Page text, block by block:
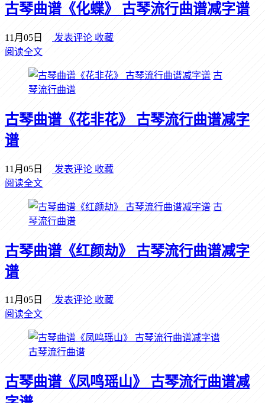
古琴曲谱《化蝶》 古琴流行曲谱减字谱
11月05日 发表评论 收藏
阅读全文
古
琴流行曲谱
古琴曲谱《花非花》 古琴流行曲谱减字
谱
11月05日 发表评论 收藏
阅读全文
古
琴流行曲谱
古琴曲谱《红颜劫》 古琴流行曲谱减字
谱
11月05日 发表评论 收藏
阅读全文
古琴流行曲谱
古琴曲谱《凤鸣瑶山》 古琴流行曲谱减